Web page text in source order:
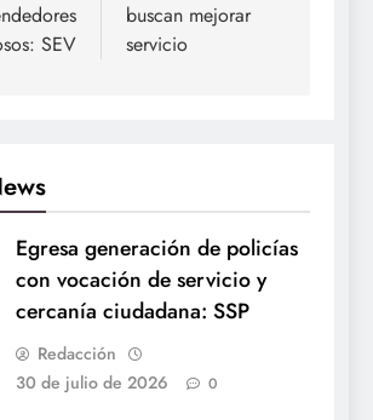
SEV
buscan mejorar
servicio
Egresa generación de policías
con vocación de servicio y
cercanía ciudadana: SSP
Redacción
30 de julio de 2026
0